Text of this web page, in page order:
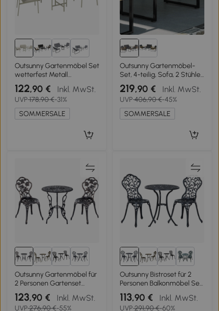
3+
Outsunny Gartenmöbel Set
wetterfest Metall
Sitzgruppe für 4 Personen
Gartenlounge mit 2er-Sofa
2 Sesseln Beistelltisch Grün
122,90 € Inkl. MwSt.
UVP178,90 €-31%
SOMMERSALE
Outsunny Gartenmöbel-
Set, 4-teilig, Sofa, 2 Stühle,
Tisch mit Glasplatte,
Metallgestell, Polyrattan,
Anthrazit
219,90 € Inkl. MwSt.
UVP406,90 €-45%
SOMMERSALE
1+
Outsunny Gartenmöbel für
2 Personen Gartenset
Sitzgruppe Balkonset
Balkonmöbel Set Garnitur
123,90 € Inkl. MwSt.
UVP276,90 €-55%
1+
Outsunny Bistroset für 2
Personen Balkonmöbel Set
Bistrotisch mit 2 Stühlen
Schwarz
113,90 € Inkl. MwSt.
UVP291,90 €-60%